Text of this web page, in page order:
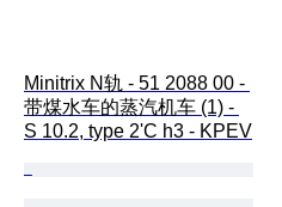
Minitrix N轨 - 51 2088 00 -
带煤水车的蒸汽机车 (1) -
S 10.2, type 2'C h3 - KPEV